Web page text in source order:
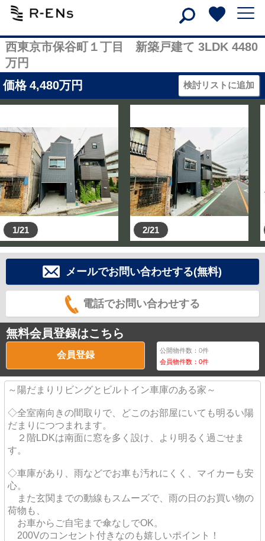
西東京市保谷町１丁目 新築戸建て 3LDK 4480
万円
価格 4,480万円 検討リストに追加
1/21 2/21
メールでお問い合わせする(無料)
電話でお問い合わせする
無料会員登録はこちら
会員登録 公開物件数：0件
会員物件数：0件
～陽だまりリビングとビルトイン車庫のある家～
◇全室南向きの間取りで、どこのお部屋にいても明るい陽
だまりにつつまれます。
２階LDKは南面に窓を多く設け、より明るく過ごせま
す。
◇車庫があり、雨などでお車も汚れにくく、マイカーも安
心。
また玄関までの動線もスムーズで、雨の日のお買い物の
荷物も、
お車からご自宅まで傘なしでOK。
200Vのコンセント付きなのも嬉しいポイント！